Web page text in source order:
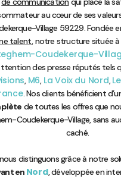
au cœur de ses
Village 59229. Fondée
talent, notre structure située
Coudekerque-
des presse réputés tels
, M6, La Voix du Nord,
. Nos clients bénéficient
de toutes les offres que
Coudekerque-Village, sans
caché.
distinguons grâce à notre
en Nord, développée en